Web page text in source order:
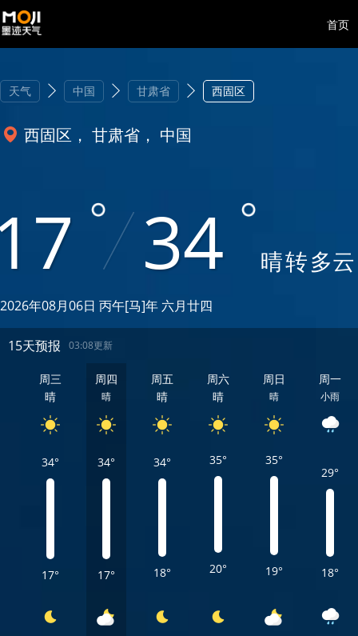
首页
天气 中国 甘肃省 西固区
西固区， 甘肃省， 中国
34 晴转多云
2026年08月06日 丙午[马]年 六月廿四
15天预报 03:08更新
周三
晴
34°
17°
周四
晴
34°
17°
周五
晴
34°
18°
周六
晴
35°
20°
周日
晴
35°
19°
周一
小雨
29°
18°